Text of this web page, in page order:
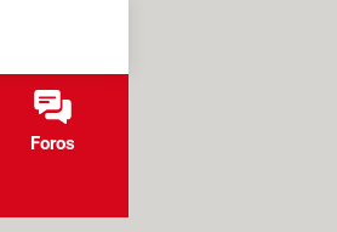
Foros